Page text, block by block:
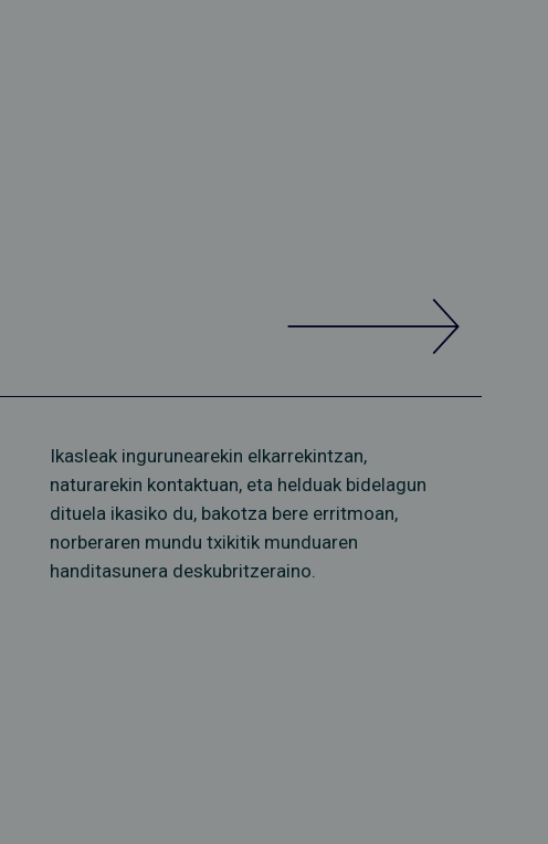
Ikasleak ingurunearekin elkarrekintzan,
naturarekin kontaktuan, eta helduak bidelagun
dituela ikasiko du, bakotza bere erritmoan,
norberaren mundu txikitik munduaren
handitasunera deskubritzeraino.